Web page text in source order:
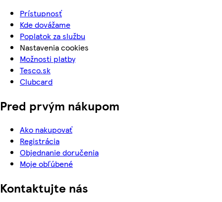
Prístupnosť
Kde dovážame
Poplatok za službu
Nastavenia cookies
Možnosti platby
Tesco.sk
Clubcard
Pred prvým nákupom
Ako nakupovať
Registrácia
Objednanie doručenia
Moje obľúbené
Kontaktujte nás